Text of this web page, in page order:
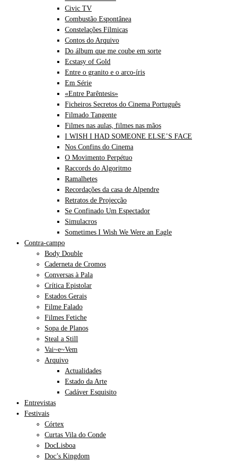
Civic TV
Combustão Espontânea
Constelações Fílmicas
Contos do Arquivo
Do álbum que me coube em sorte
Ecstasy of Gold
Entre o granito e o arco-íris
Em Série
«Entre Parêntesis»
Ficheiros Secretos do Cinema Português
Filmado Tangente
Filmes nas aulas, filmes nas mãos
I WISH I HAD SOMEONE ELSE’S FACE
Nos Confins do Cinema
O Movimento Perpétuo
Raccords do Algoritmo
Ramalhetes
Recordações da casa de Alpendre
Retratos de Projecção
Se Confinado Um Espectador
Simulacros
Sometimes I Wish We Were an Eagle
Contra-campo
Body Double
Caderneta de Cromos
Conversas à Pala
Crítica Epistolar
Estados Gerais
Filme Falado
Filmes Fetiche
Sopa de Planos
Steal a Still
Vai~e~Vem
Arquivo
Actualidades
Estado da Arte
Cadáver Esquisito
Entrevistas
Festivais
Córtex
Curtas Vila do Conde
DocLisboa
Doc’s Kingdom